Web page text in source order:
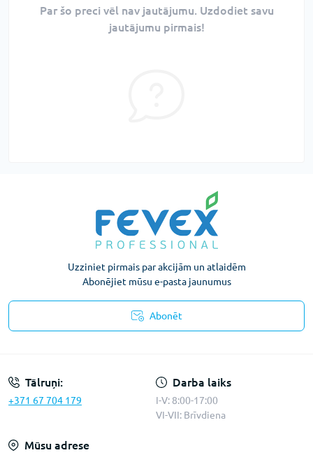
Par šo preci vēl nav jautājumu. Uzdodiet savu
jautājumu pirmais!
Uzziniet pirmais par akcijām un atlaidēm
Abonējiet mūsu e-pasta jaunumus
Abonēt
Tālruņi:
+371 67 704 179
Darba laiks
I-V: 8:00-17:00
VI-VII: Brīvdiena
Mūsu adrese